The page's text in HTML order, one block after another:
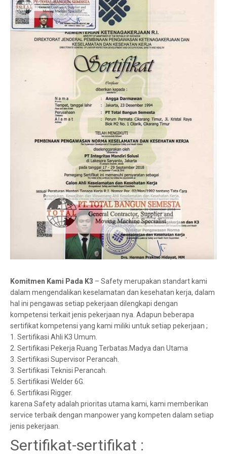
Komitmen Kami Pada K3 – Safety merupakan standart kami
dalam mengendalikan keselamatan dan kesehatan kerja, dalam
hal ini pengawas setiap pekerjaan dilengkapi dengan
kompetensi terkait jenis pekerjaan nya. Adapun beberapa
sertifikat kompetensi yang kami miliki untuk setiap pekerjaan ;
1. Sertifikasi Ahli K3 Umum.
2. Sertifikasi Pekerja Ruang Terbatas.Madya dan Utama
3. Sertifikasi Supervisor Perancah.
3. Sertifikasi Teknisi Perancah.
5. Sertifikasi Welder 6G.
6. Sertifikasi Rigger.
karena Safety adalah prioritas utama kami, kami memberikan
service terbaik dengan manpower yang kompeten dalam setiap
jenis pekerjaan.
Sertifikat-sertifikat :